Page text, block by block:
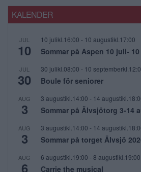
KALENDER
JUL
10
10 julikl.16:00 - 10 augustikl.17:00
Sommar på Aspen 10 juli-
JUL
30
30 julikl.08:00 - 10
Boule för seniorer
AUG
3
3 augustikl.14:00 - 14
Sommar på Älvsjötorg 3-14
AUG
3
3 augustikl.14:00 - 14
Sommar på torget Älvsjö
AUG
6
6 augustikl.19:00 - 8 augustikl.19:00
Carrie the musical